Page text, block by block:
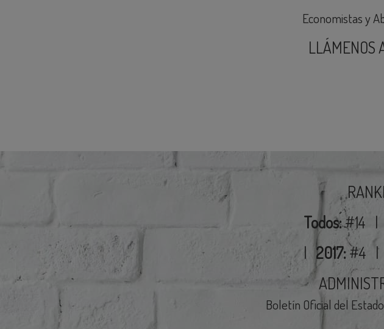
Economistas y
LLÁMENOS
Todos:#14 |
| 2017: #4 |
Boletín Oficial del